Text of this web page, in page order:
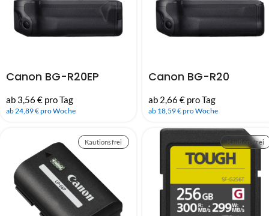
Canon BG-R20EP
ab 3,56 € pro Tag
ab 24,89 € pro Woche
Canon BG-R20
ab 2,66 € pro Tag
ab 18,59 € pro Woche
Kautionsfrei Kautionsfrei